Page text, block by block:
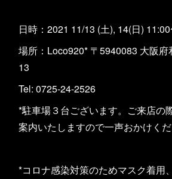
日時：2021 11/13 (土), 14(日)
場所：Loco920* 〒5940083 大阪
13
Tel: 0725-24-2526
*駐車場３台ございます。ご来店の
案内いたしますので一声おかけくだ
*コロナ感染対策のためマスク着用